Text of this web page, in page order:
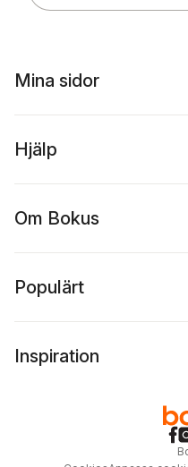
Mina sidor
Hjälp
Om Bokus
Populärt
Inspiration